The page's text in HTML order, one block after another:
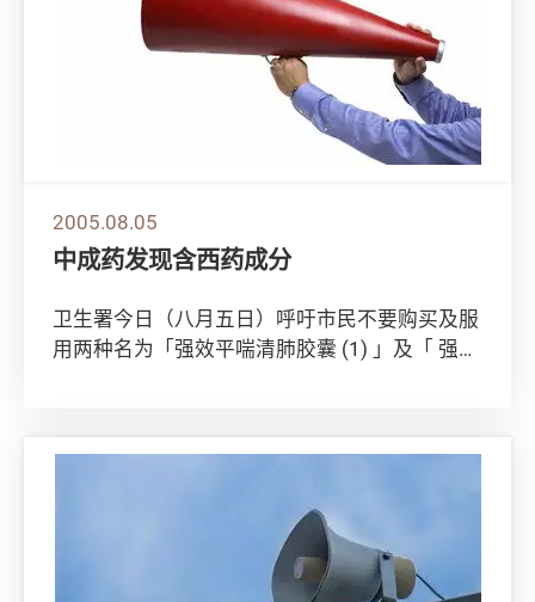
2005.08.05
中成药发现含西药成分
卫生署今日（八月五日）呼吁市民不要购买及服
用两种名为「强效平喘清肺胶囊 (1) 」及「 强效